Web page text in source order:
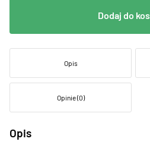
Dodaj do
Opis
Opinie (0)
Opis